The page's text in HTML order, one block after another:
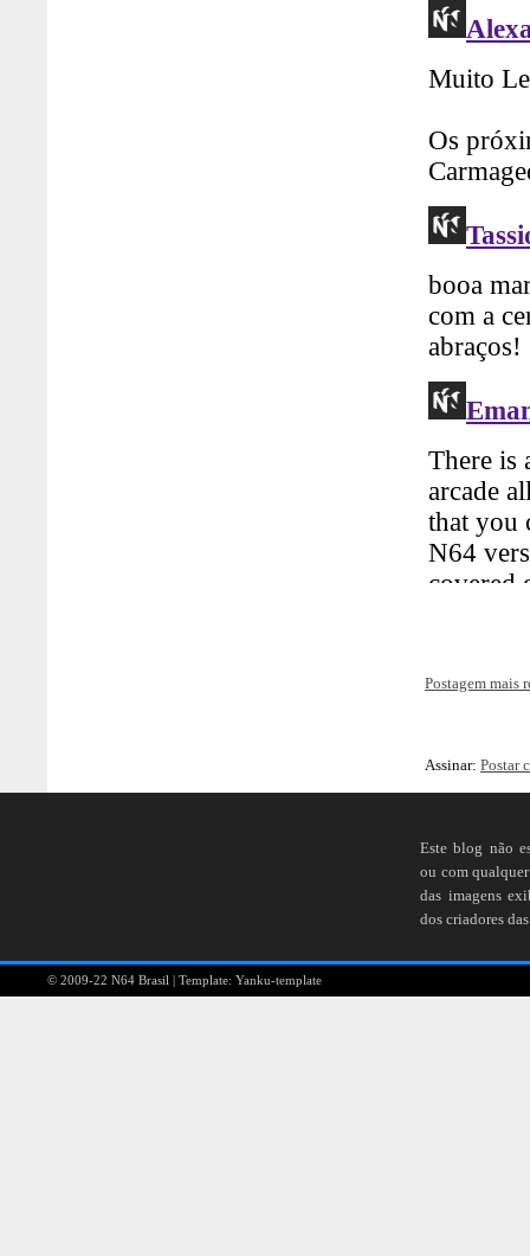
Postagem mais
Assinar: Postar
Este blog não
ou com
das imagens
dos criadores
© 2009-22 N64 Brasil | Template: Yanku-template